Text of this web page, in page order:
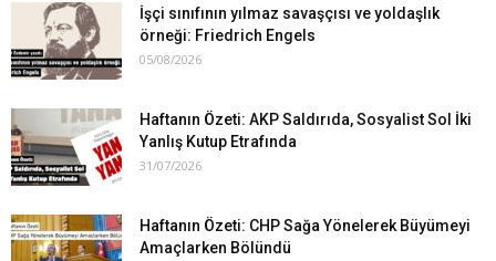
İşçi sınıfının yılmaz savaşçısı ve yoldaşlık
örneği: Friedrich Engels
05/08/2026
Haftanın Özeti: AKP Saldırıda, Sosyalist Sol İki
Yanlış Kutup Etrafında
31/07/2026
Haftanın Özeti: CHP Sağa Yönelerek Büyümeyi
Amaçlarken Bölündü